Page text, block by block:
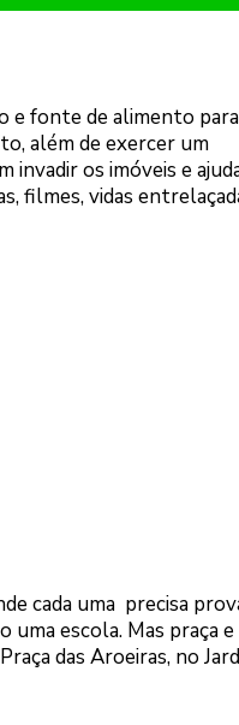
e fonte de alimento para
além de exercer um
os imóveis e
filmes, vidas
cada uma precisa
uma escola. Mas praça e
das Aroeiras, no